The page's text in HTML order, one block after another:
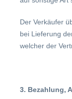
Der Verkäufer
bei Lieferung
welcher der
3. Bezahlung,